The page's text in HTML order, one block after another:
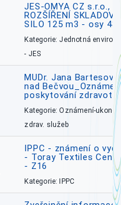
JES-OMYA CZ s.r.o.,
ROZŠÍŘENÍ
SILO 125 m3 - osy
Kategorie: Jednotná
- JES
MUDr. Jana
nad
poskytování
Kategorie: Oznámení-
zdrav. služeb
IPPC - známení o
- Toray Textiles
- Z16
Kategorie: IPPC